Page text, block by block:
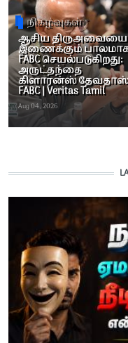
நிகழ்வுகள்
ஆசிய திருஅவையை
இணைக்கும்
FABC செயல்படுகிறது:
அருட்தந்தை
கிளாரன்ஸ்
FABC | Veritas Tamil
Aug 04, 2026